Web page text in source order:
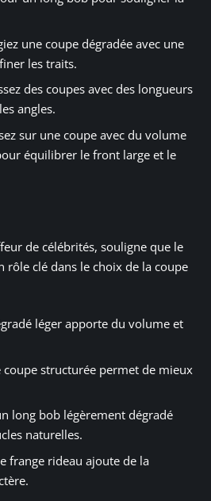
une coupe dégradée avec une
les traits.
des coupes avec des longueurs
angles.
sur une coupe avec du volume
équilibrer le front large et le
de célébrités, souligne que le
rôle clé dans le choix de la coupe
léger apporte du volume et
coupe structurée permet de mieux
long bob légèrement dégradé
naturelles.
frange rideau ajoute de la